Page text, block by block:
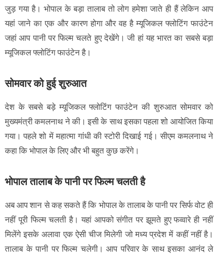
जुड़ गया है। भोपाल के बड़ा तालाब तो लोग हमेशा जाते ही हैं लेकिन आप
यहां जाने का एक और कारण होगा और वह है म्यूजिकल फ्लोटिंग फाउंटेन
जहां आप पानी पर फिल्म चलते हुए देखेंगे। जी हां यह भारत का सबसे बड़ा
म्यूजिकल फ्लोटिंग फाउंटेन है।
सोमवार को हुई शुरुआत
देश के सबसे बड़े म्यूजिकल फ्लोटिंग फाउंटेन की शुरुआत सोमवार को
मुख्यमंत्री कमलनाथ ने की। इसी के साथ इसका पहला शो आयोजित किया
गया। पहले शो में महात्मा गांधी की स्टोरी दिखाई गई। सीएम कमलनाथ ने
कहा कि भोपाल के लिए और भी बहुत कुछ करेंगे।
भोपाल तालाब के पानी पर फिल्म चलती है
अब आप शान से कह सकते हैं कि भोपाल के तालाब के पानी पर सिर्फ वोट ही
नहीं पूरी फिल्म चलती है। यहां आपको संगीत पर झूमते हुए फव्वारे ही नहीं
मिलेंगे इसके अलावा एक ऐसी चीज मिलेगी जो मध्य प्रदेश में कहीं नहीं है।
तालाब के पानी पर फिल्म चलेगी। आप परिवार के साथ इसका आनंद ले